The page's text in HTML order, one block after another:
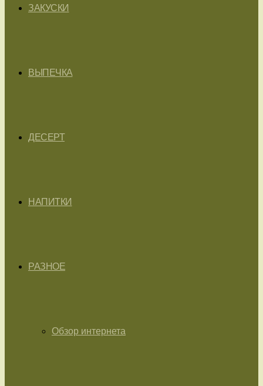
ЗАКУСКИ
ВЫПЕЧКА
ДЕСЕРТ
НАПИТКИ
РАЗНОЕ
Обзор интернета